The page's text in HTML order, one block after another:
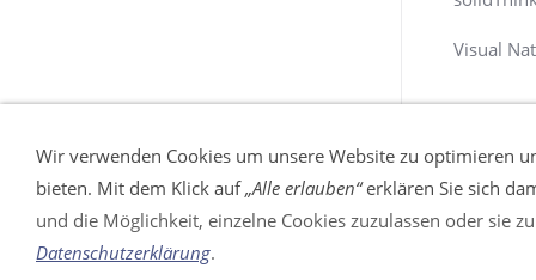
Visual
Wir verwenden Cookies um unsere Website zu optimieren
bieten. Mit dem Klick auf„Alle erlauben“erklären Sie sich
und die Möglichkeit, einzelne Cookies zuzulassen oder sie
Datenschutzerklärung.